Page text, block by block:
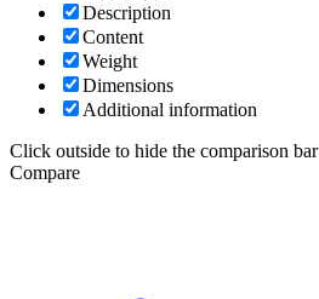
Description
Content
Weight
Dimensions
Additional information
Click outside to hide the comparison bar
Compare